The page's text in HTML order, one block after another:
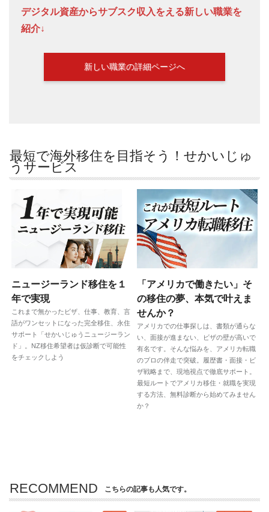
デジタル資産からサブスク収入をえる新しい職業を
紹介↓
新しい職業の詳細ページへ
最短で海外移住を目指そう！せかいじゅ
うサービス
ニュージーランド移住を１
年で実現
これまで無かったビザ、仕事、教育、言
語がワンセットになった完全移住、永住
サポート「せかいじゅうニュージーラン
ド」。NZ移住希望者は仮診断で可能性
をチェックしよう
「アメリカで働きたい」そ
の移住の夢、本気で叶えま
せんか？
アメリカでの仕事探しは、書類が通らな
い、面接が進まない、ビザの壁が高いで
有名です。そんな悩みを、アメリカ転職
のプロの伴走で突破。履歴書・面接・ビ
ザ戦略まで、現地視点で徹底サポート。
最短ルートでアメリカ移住・就職を実現
する方法、無料診断から始めてみません
か？
RECOMMEND こちらの記事も人気です。